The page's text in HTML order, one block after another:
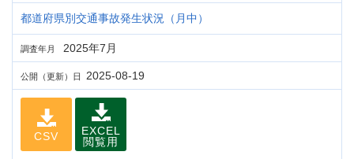
都道府県別交通事故発生状況（月中）
調査年月 2025年7月
公開（更新）日 2025-08-19
CSV
EXCEL
閲覧用